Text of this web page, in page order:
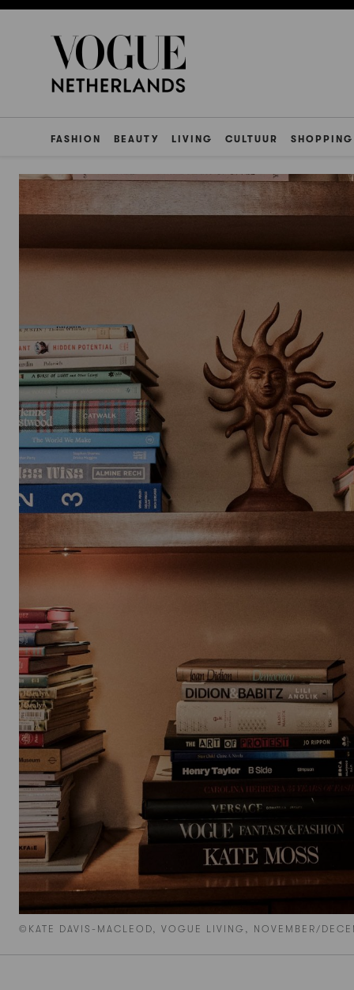
FASHION BEAUTY LIVING CULTUUR SHOPPING
©KATE DAVIS-MACLEOD, VOGUE LIVING, NOVEMBER/